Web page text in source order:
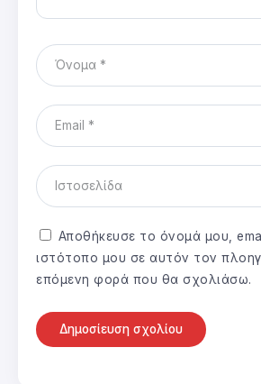
Αποθήκευσε το όνομά μου,
ιστότοπο μου σε αυτόν τον
επόμενη φορά που θα σχολιάσω.